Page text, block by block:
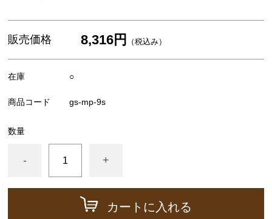
販売価格 8,316円 （税込み）
在庫 ○
商品コード gs-mp-9s
数量
- +
カートに入れる